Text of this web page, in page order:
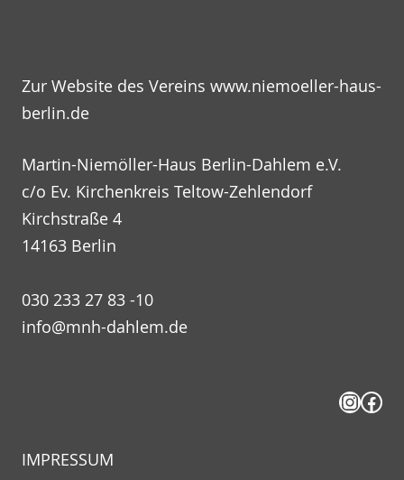
Zur Website des Vereins www.niemoeller-haus-
berlin.de
Martin-Niemöller-Haus Berlin-Dahlem e.V.
c/o Ev. Kirchenkreis Teltow-Zehlendorf
Kirchstraße 4
14163 Berlin
030 233 27 83 -10
info@mnh-dahlem.de
IMPRESSUM